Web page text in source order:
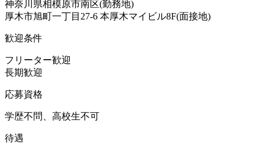
神奈川県相模原市南区(勤務地)
厚木市旭町一丁目27-6 本厚木マイビル8F(面接地)
歓迎条件
フリーター歓迎
長期歓迎
応募資格
学歴不問、高校生不可
待遇